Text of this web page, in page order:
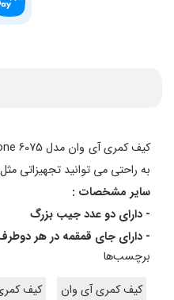
به راحتی می توانید تجهیزاتی
سایر مشخصات :
- دارای دو عدد جیب بزرگ
- دارای جای قمقمه در هر
برچسب‌ها
کیف کمری آی وان
کیف